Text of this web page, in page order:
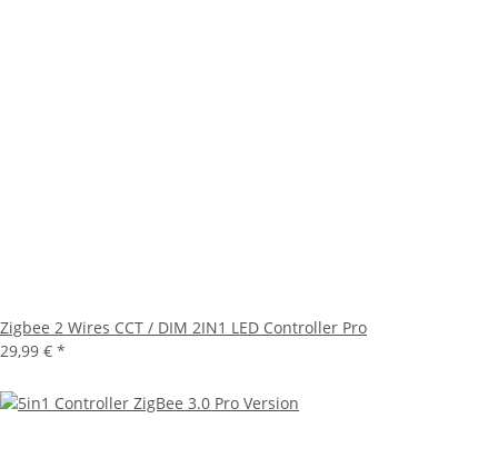
Zigbee 2 Wires CCT / DIM 2IN1 LED Controller Pro
29,99 € *